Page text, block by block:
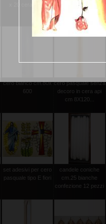
x 20 cera d'api
colombe e fedi
cm.8x24
cero bianco cm.80x
600
cero pasquale senza
decoro in cera api
cm 8X120...
set adesivi per cero
pasquale tipo E fiori
candele coniche
cm.25 bianche
confezione 12 pezzi